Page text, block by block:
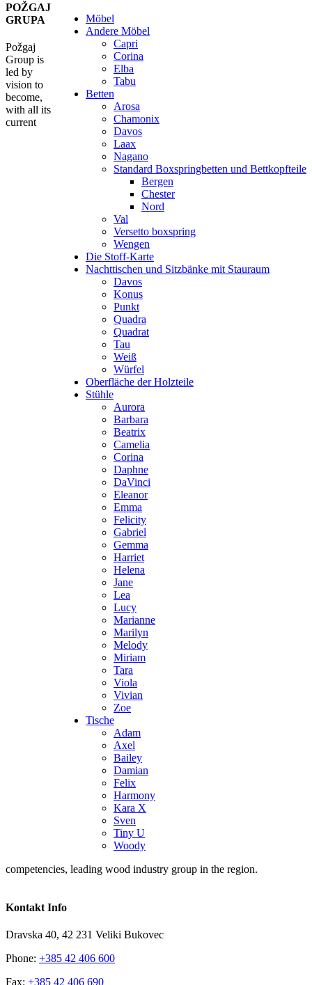
Möbel
Andere Möbel
Capri
Corina
Elba
Tabu
Betten
Arosa
Chamonix
Davos
Laax
Nagano
Standard Boxspringbetten und Bettkopfteile
Bergen
Chester
Nord
Val
Versetto boxspring
Wengen
Die Stoff-Karte
Nachttischen und Sitzbänke mit Stauraum
Davos
Konus
Punkt
Quadra
Quadrat
Tau
Weiß
Würfel
Oberfläche der Holzteile
Stühle
Aurora
Barbara
Beatrix
Camelia
Corina
Daphne
DaVinci
Eleanor
Emma
Felicity
Gabriel
Gemma
Harriet
Helena
Jane
Lea
Lucy
Marianne
Marilyn
Melody
Miriam
Tara
Viola
Vivian
Zoe
Tische
Adam
Axel
Bailey
Damian
Felix
Harmony
Kara X
Sven
Tiny U
Woody
POŽGAJ
GRUPA
Požgaj
Group is
led by
vision to
become,
with all its
current
competencies, leading wood industry group in the region.
Kontakt Info
Dravska 40, 42 231 Veliki Bukovec
Phone: +385 42 406 600
Fax: +385 42 406 690